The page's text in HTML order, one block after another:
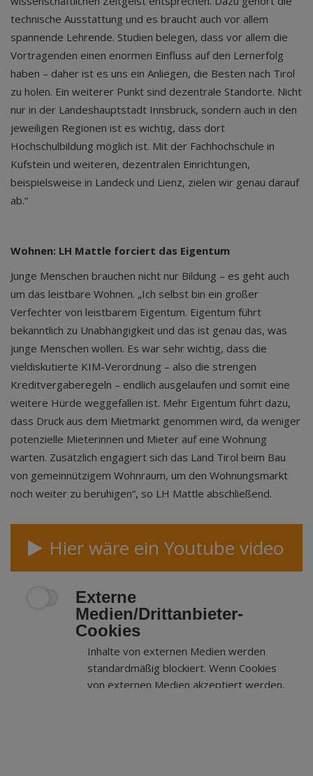
technische Ausstattung und es braucht auch vor allem
spannende Lehrende. Studien belegen, dass vor allem die
Vortragenden einen enormen Einfluss auf den Lernerfolg
haben – daher ist es uns ein Anliegen, die Besten nach Tirol
zu holen. Ein weiterer Punkt sind dezentrale Standorte. Nicht
nur in der Landeshauptstadt Innsbruck, sondern auch in den
jeweiligen Regionen ist es wichtig, dass dort
Hochschulbildung möglich ist. Mit der Fachhochschule in
Kufstein und weiteren, dezentralen Einrichtungen,
beispielsweise in Landeck und Lienz, zielen wir genau darauf
ab.“
Wohnen: LH Mattle forciert das Eigentum
Junge Menschen brauchen nicht nur Bildung – es geht auch
um das leistbare Wohnen. „Ich selbst bin ein großer
Verfechter von leistbarem Eigentum. Eigentum führt
bekanntlich zu Unabhängigkeit und das ist genau das, was
junge Menschen wollen. Es war sehr wichtig, dass die
vieldiskutierte KIM-Verordnung – also die strengen
Kreditvergaberegeln – endlich ausgelaufen und somit eine
weitere Hürde weggefallen ist. Mehr Eigentum führt dazu,
dass Druck aus dem Mietmarkt genommen wird, da weniger
potenzielle Mieterinnen und Mieter auf eine Wohnung
warten. Zusätzlich engagiert sich das Land Tirol beim Bau
von gemeinnützigem Wohnraum, um den Wohnungsmarkt
noch weiter zu beruhigen“, so LH Mattle abschließend.
Hier wäre ein Youtube video
Externe
Medien/Drittanbieter-
Cookies
Inhalte von externen Medien werden
standardmäßig blockiert. Wenn Cookies
von externen Medien akzeptiert werden,